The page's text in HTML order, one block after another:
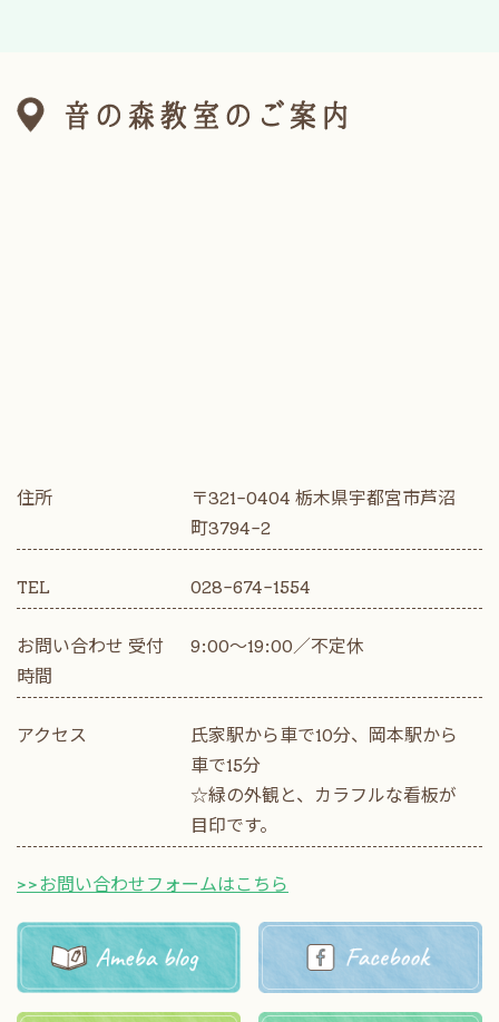
・月曜日 15時15分〜16時15分
空席残りわずかとなっております。
住所
〒321-0404 栃木県宇都宮市芦沼
町3794-2
TEL 028-674-1554
お問い合わせ 受付
時間
9:00～19:00／不定休
アクセス
氏家駅から車で10分、岡本駅から
車で15分
☆緑の外観と、カラフルな看板が
目印です。
>>お問い合わせフォームはこちら